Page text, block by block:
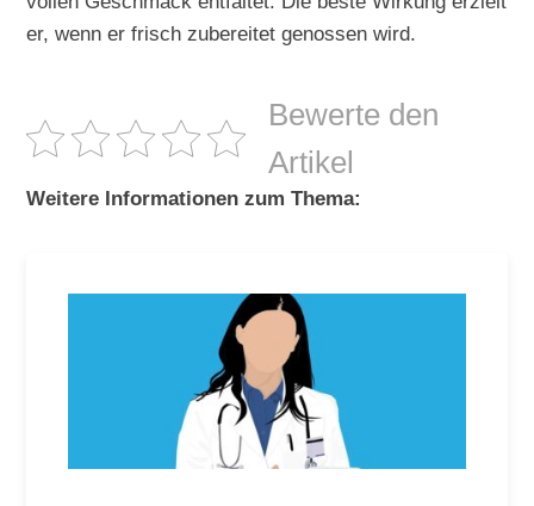
er, wenn er frisch zubereitet genossen wird.
Bewerte den
Artikel
Weitere Informationen zum Thema: